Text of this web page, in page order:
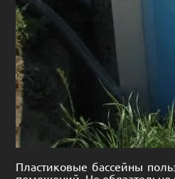
Пластиковые бассейны